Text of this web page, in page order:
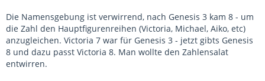
Die Namensgebung ist verwirrend, nach Genesis 3 kam 8 - um
die Zahl den Hauptfigurenreihen (Victoria, Michael, Aiko, etc)
anzugleichen. Victoria 7 war für Genesis 3 - jetzt gibts Genesis
8 und dazu passt Victoria 8. Man wollte den Zahlensalat
entwirren.